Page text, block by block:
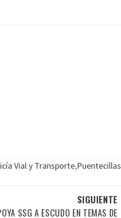
Vial y Transporte,Puentecillas
SIGUIENTE
SSG A ESCUDO EN TEMAS DE